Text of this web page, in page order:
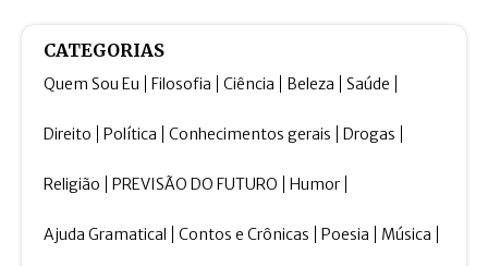
CATEGORIAS
Quem Sou Eu Filosofia Ciência Beleza Saúde
Direito Política Conhecimentos gerais Drogas
Religião PREVISÃO DO FUTURO Humor
Ajuda Gramatical Contos e Crônicas Poesia Música